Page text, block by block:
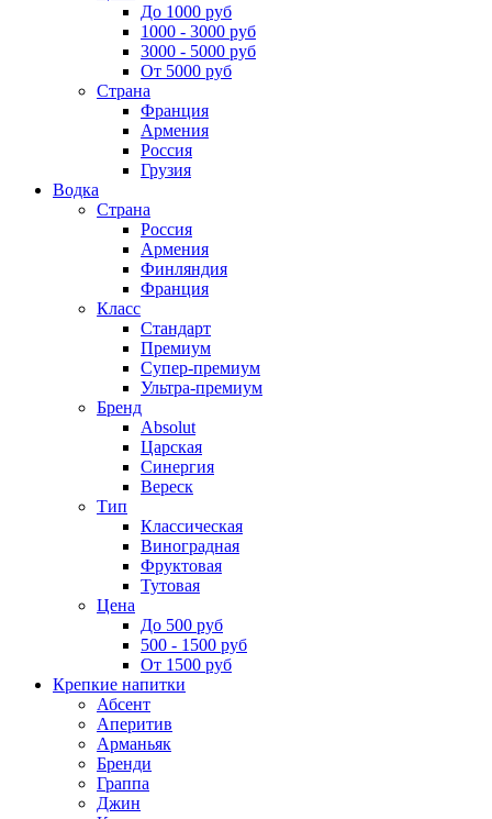
До 1000 руб
1000 - 3000 руб
3000 - 5000 руб
От 5000 руб
Страна
Франция
Армения
Россия
Грузия
Водка
Страна
Россия
Армения
Финляндия
Франция
Класс
Стандарт
Премиум
Супер-премиум
Ультра-премиум
Бренд
Absolut
Царская
Синергия
Вереск
Тип
Классическая
Виноградная
Фруктовая
Тутовая
Цена
До 500 руб
500 - 1500 руб
От 1500 руб
Крепкие напитки
Абсент
Аперитив
Арманьяк
Бренди
Граппа
Джин